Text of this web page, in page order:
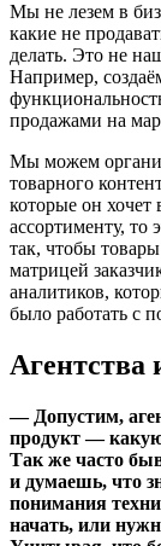
Мы не лезем в
какие не
делать. Это не
Например,
продажами на
Мы можем
товарного
которые он хочет
ассортименту, то
так, чтобы
матрицей
аналитиков,
было работать с
Агентства
— Допустим,
продукт —
Так же часто
и думаешь, что
понимания
начать, или